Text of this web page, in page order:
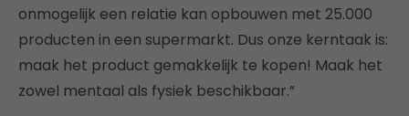
onmogelijk een relatie kan opbouwen met 25.000
producten in een supermarkt. Dus onze kerntaak is:
maak het product gemakkelijk te kopen! Maak het
zowel mentaal als fysiek beschikbaar.”